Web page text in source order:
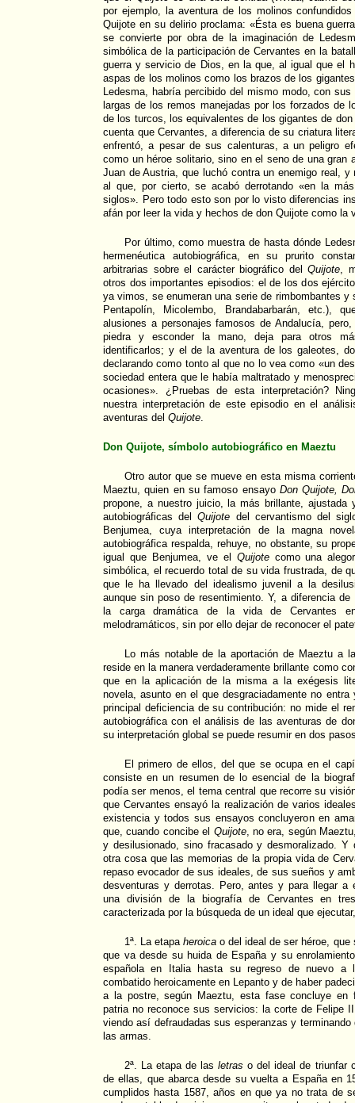
por ejemplo, la aventura de los molinos
Quijote en su delirio proclama: «Ésta es buena
se convierte por obra de la imaginación de
simbólica de la participación de Cervantes en la
guerra y servicio de Dios, en la que, al igual que el
aspas de los molinos como los brazos de los
Ledesma, habría percibido del mismo modo, con
largas de los remos manejadas por los forzados de
de los turcos, los equivalentes de los gigantes de
cuenta que Cervantes, a diferencia de su criatura
enfrentó, a pesar de sus calenturas, a un peligro
como un héroe solitario, sino en el seno de una gran
Juan de Austria, que luchó contra un enemigo real,
al que, por cierto, se acabó derrotando «en la
siglos». Pero todo esto son por lo visto diferencias
afán por leer la vida y hechos de don Quijote como la
Por último, como muestra de hasta dónde
hermenéutica autobiográfica, en su prurito
arbitrarias sobre el carácter biográfico del Quijote,
otros dos importantes episodios: el de los dos
ya vimos, se enumeran una serie de rimbombantes y
Pentapolín, Micolembo, Brandabarbarán, etc.),
alusiones a personajes famosos de Andalucía,
piedra y esconder la mano, deja para otros
identificarlos; y el de la aventura de los galeotes,
declarando como tonto al que no lo vea como «un
sociedad entera que le había maltratado y
ocasiones». ¿Pruebas de esta interpretación?
nuestra interpretación de este episodio en el
aventuras del Quijote.
Don Quijote, símbolo autobiográfico en Maeztu
Otro autor que se mueve en esta misma
Maeztu, quien en su famoso ensayo Don Quijote,
propone, a nuestro juicio, la más brillante, ajustada
autobiográficas delQuijote del cervantismo del
Benjumea, cuya interpretación de la magna
autobiográfica respalda, rehuye, no obstante, su
igual que Benjumea, ve el Quijotecomo una
simbólica, el recuerdo total de su vida frustrada, de
que le ha llevado del idealismo juvenil a la
aunque sin poso de resentimiento. Y, a diferencia de
la carga dramática de la vida de Cervantes
melodramáticos, sin por ello dejar de reconocer el
Lo más notable de la aportación de Maeztu a
reside en la manera verdaderamente brillante como
que en la aplicación de la misma a la exégesis
novela, asunto en el que desgraciadamente no
principal deficiencia de su contribución: no mide el
autobiográfica con el análisis de las aventuras de
su interpretación global se puede resumir en dos
El primero de ellos, del que se ocupa en el
consiste en un resumen de lo esencial de la
podía ser menos, el tema central que recorre su
que Cervantes ensayó la realización de varios
existencia y todos sus ensayos concluyeron en
que, cuando concibe el Quijote, no era, según
y desilusionado, sino fracasado y desmoralizado.
otra cosa que las memorias de la propia vida de
repaso evocador de sus ideales, de sus sueños y
desventuras y derrotas. Pero, antes y para llegar a
una división de la biografía de Cervantes en
caracterizada por la búsqueda de un ideal que
1ª. La etapa heroicao del ideal de ser héroe, que
que va desde su huida de España y su
española en Italia hasta su regreso de nuevo a
combatido heroicamente en Lepanto y de haber
a la postre, según Maeztu, esta fase concluye en
patria no reconoce sus servicios: la corte de Felipe
viendo así defraudadas sus esperanzas y
las armas.
2ª. La etapa de las letras o del ideal de triunfar
de ellas, que abarca desde su vuelta a España en
cumplidos hasta 1587, años en que ya no trata de